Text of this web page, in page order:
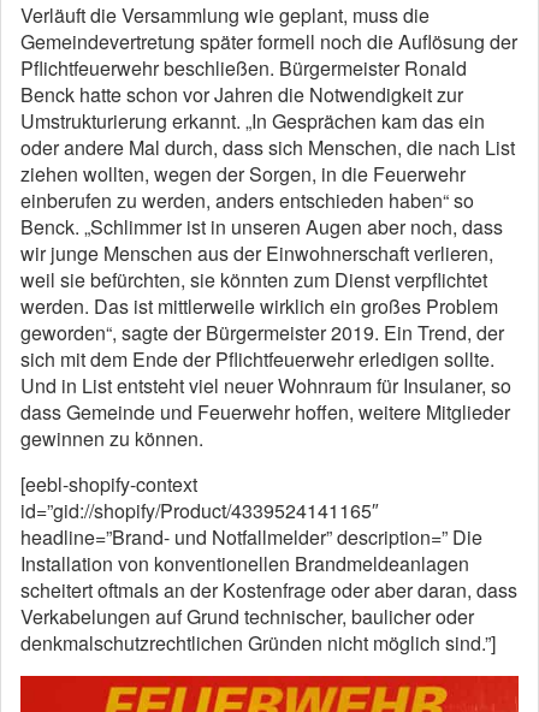
Verläuft die Versammlung wie geplant, muss die
Gemeindevertretung später formell noch die Auflösung der
Pflichtfeuerwehr beschließen. Bürgermeister Ronald
Benck hatte schon vor Jahren die Notwendigkeit zur
Umstrukturierung erkannt. „In Gesprächen kam das ein
oder andere Mal durch, dass sich Menschen, die nach List
ziehen wollten, wegen der Sorgen, in die Feuerwehr
einberufen zu werden, anders entschieden haben“ so
Benck. „Schlimmer ist in unseren Augen aber noch, dass
wir junge Menschen aus der Einwohnerschaft verlieren,
weil sie befürchten, sie könnten zum Dienst verpflichtet
werden. Das ist mittlerweile wirklich ein großes Problem
geworden“, sagte der Bürgermeister 2019. Ein Trend, der
sich mit dem Ende der Pflichtfeuerwehr erledigen sollte.
Und in List entsteht viel neuer Wohnraum für Insulaner, so
dass Gemeinde und Feuerwehr hoffen, weitere Mitglieder
gewinnen zu können.
[eebl-shopify-context
id=”gid://shopify/Product/4339524141165″
headline=”Brand- und Notfallmelder” description=” Die
Installation von konventionellen Brandmeldeanlagen
scheitert oftmals an der Kostenfrage oder aber daran, dass
Verkabelungen auf Grund technischer, baulicher oder
denkmalschutzrechtlichen Gründen nicht möglich sind.”]